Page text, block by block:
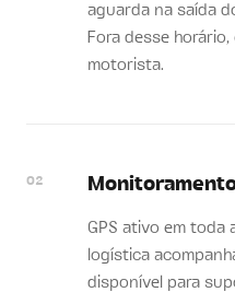
aguarda na saída
Fora desse
motorista.
02
GPS ativo em
logística
disponível para